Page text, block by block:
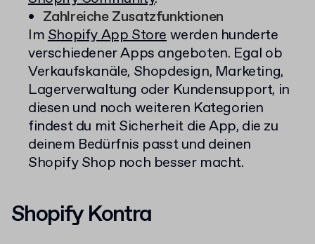
Zahlreiche Zusatzfunktionen
ImShopify App Storewerden hunderte
verschiedener Apps angeboten. Egal ob
Verkaufskanäle, Shopdesign, Marketing,
Lagerverwaltung oder Kundensupport, in
diesen und noch weiteren Kategorien
findest du mit Sicherheit die App, die zu
deinem Bedürfnis passt und deinen
Shopify Shop noch besser macht.
Shopify Kontra